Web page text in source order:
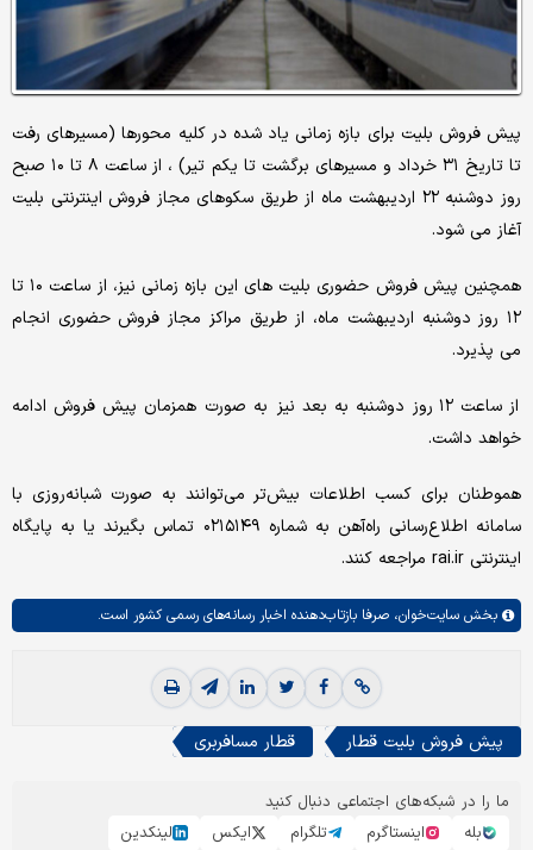
پیش فروش بلیت برای بازه زمانی یاد شده در کلیه محورها (مسیرهای رفت
تا تاریخ ۳۱ خرداد و مسیرهای برگشت تا یکم تیر) ، از ساعت ۸ تا ۱۰ صبح
روز دوشنبه ۲۲ اردیبهشت ماه از طریق سکوهای مجاز فروش اینترنتی بلیت
آغاز می شود.
همچنین پیش فروش حضوری بلیت های این بازه زمانی نیز، از ساعت ۱۰ تا
۱۲ روز دوشنبه اردیبهشت ماه، از طریق مراکز مجاز فروش حضوری انجام
می پذیرد.
از ساعت ۱۲ روز دوشنبه به بعد نیز به صورت همزمان پیش فروش ادامه
خواهد داشت.
هموطنان برای کسب اطلاعات بیش‌تر می‌توانند به صورت شبانه‌روزی با
سامانه اطلاع‌رسانی راه‌آهن به شماره ۰۲۱۵۱۴۹ تماس بگیرند یا به پایگاه
اینترنتی rai.ir مراجعه کنند.
بخش سایت‌خوان، صرفا بازتاب‌دهنده اخبار رسانه‌های رسمی کشور است.
پیش فروش بلیت قطار قطار مسافربری
ما را در شبکه‌های اجتماعی دنبال کنید
بله
اینستاگرم تلگرام ایکس لینکدین